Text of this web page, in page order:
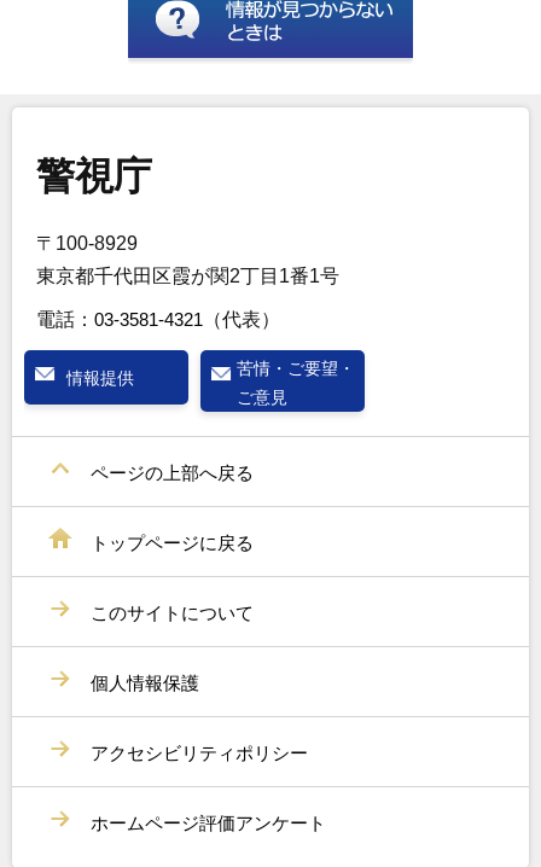
警視庁
〒100-8929
東京都千代田区霞が関2丁目1番1号
電話： 03-3581-4321 （代表）
情報提供
苦情・ご要望・
ご意見
ページの上部へ戻る
トップページに戻る
このサイトについて
個人情報保護
アクセシビリティポリシー
ホームページ評価アンケート